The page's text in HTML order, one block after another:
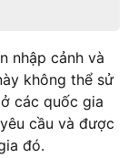
nhập cảnh và
không thể sử
các quốc gia
cầu và được
đó.